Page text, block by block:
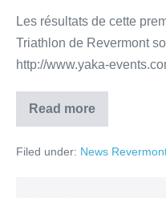
Les résultats de cette
Triathlon de Revermont
http://www.yaka-
Read more
Filed under: News